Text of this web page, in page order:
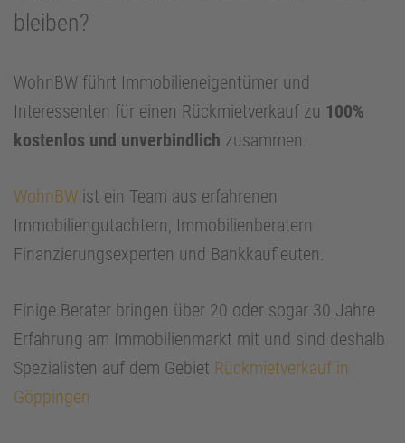
bleiben?
WohnBW führt Immobilieneigentümer und
Interessenten für einen Rückmietverkauf zu 100%
kostenlos und unverbindlich zusammen.
WohnBW ist ein Team aus erfahrenen
Immobiliengutachtern, Immobilienberatern
Finanzierungsexperten und Bankkaufleuten.
Einige Berater bringen über 20 oder sogar 30 Jahre
Erfahrung am Immobilienmarkt mit und sind deshalb
Spezialisten auf dem Gebiet Rückmietverkauf in
Göppingen